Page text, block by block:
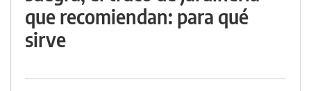
que recomiendan: para qué
sirve